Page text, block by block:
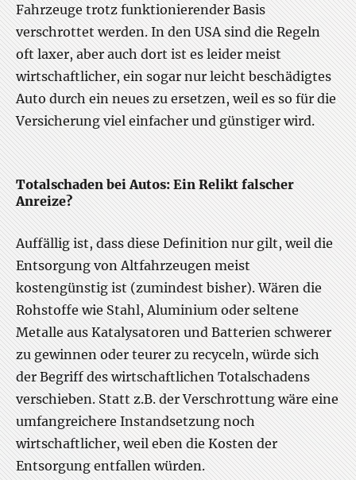
Fahrzeuge trotz funktionierender Basis
verschrottet werden. In den USA sind die Regeln
oft laxer, aber auch dort ist es leider meist
wirtschaftlicher, ein sogar nur leicht beschädigtes
Auto durch ein neues zu ersetzen, weil es so für die
Versicherung viel einfacher und günstiger wird.
Totalschaden bei Autos: Ein Relikt falscher
Anreize?
Auffällig ist, dass diese Definition nur gilt, weil die
Entsorgung von Altfahrzeugen meist
kostengünstig ist (zumindest bisher). Wären die
Rohstoffe wie Stahl, Aluminium oder seltene
Metalle aus Katalysatoren und Batterien schwerer
zu gewinnen oder teurer zu recyceln, würde sich
der Begriff des wirtschaftlichen Totalschadens
verschieben. Statt z.B. der Verschrottung wäre eine
umfangreichere Instandsetzung noch
wirtschaftlicher, weil eben die Kosten der
Entsorgung entfallen würden.